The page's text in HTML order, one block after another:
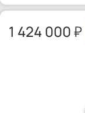
1 424 000